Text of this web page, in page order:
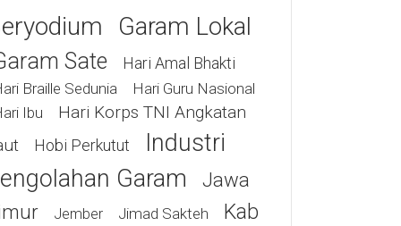
Garam Lokal
Sate Hari Amal Bhakti
Braille Sedunia
Hari Guru Nasional
Ibu
Hari Korps TNI Angkatan
Hobi Perkutut
Industri
Garam
Jawa
Jember Jimad Sakteh
Kab